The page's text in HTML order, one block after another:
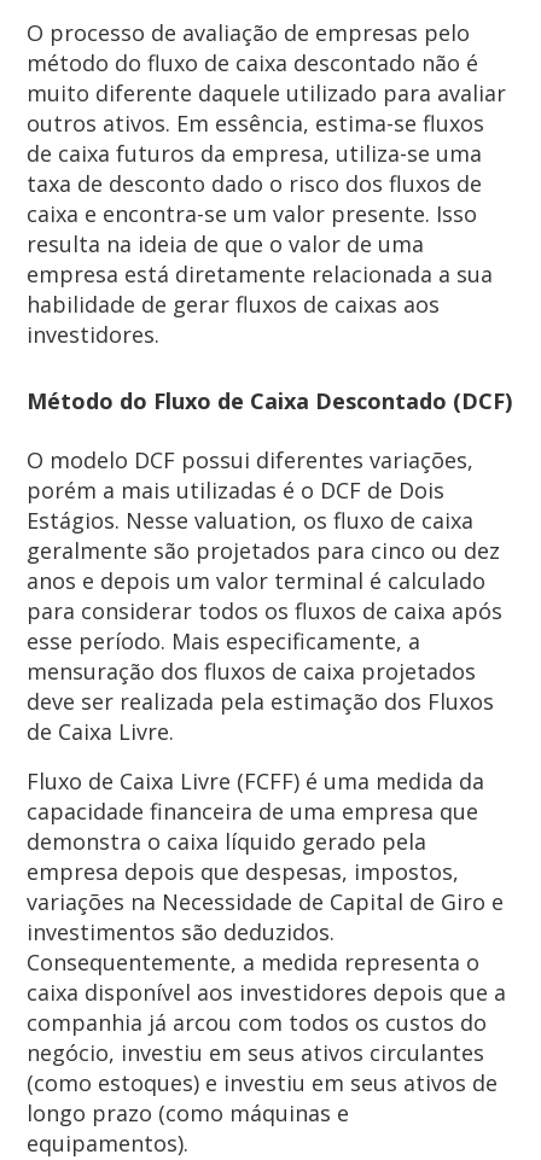
O processo de avaliação de empresas pelo
método do fluxo de caixa descontado não é
muito diferente daquele utilizado para avaliar
outros ativos. Em essência, estima-se fluxos
de caixa futuros da empresa, utiliza-se uma
taxa de desconto dado o risco dos fluxos de
caixa e encontra-se um valor presente. Isso
resulta na ideia de que o valor de uma
empresa está diretamente relacionada a sua
habilidade de gerar fluxos de caixas aos
investidores.
Método do Fluxo de Caixa Descontado (DCF)
O modelo DCF possui diferentes variações,
porém a mais utilizadas é o DCF de Dois
Estágios. Nesse valuation, os fluxo de caixa
geralmente são projetados para cinco ou dez
anos e depois um valor terminal é calculado
para considerar todos os fluxos de caixa após
esse período. Mais especificamente, a
mensuração dos fluxos de caixa projetados
deve ser realizada pela estimação dos Fluxos
de Caixa Livre.
Fluxo de Caixa Livre (FCFF) é uma medida da
capacidade financeira de uma empresa que
demonstra o caixa líquido gerado pela
empresa depois que despesas, impostos,
variações na Necessidade de Capital de Giro e
investimentos são deduzidos.
Consequentemente, a medida representa o
caixa disponível aos investidores depois que a
companhia já arcou com todos os custos do
negócio, investiu em seus ativos circulantes
(como estoques) e investiu em seus ativos de
longo prazo (como máquinas e
equipamentos).